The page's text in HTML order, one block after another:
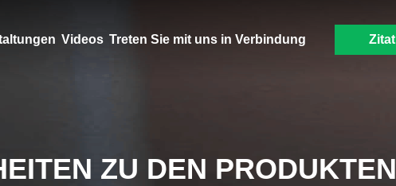
Videos Treten Sie mit uns in Verbindung Zitat
ZU DEN PRODUKTEN